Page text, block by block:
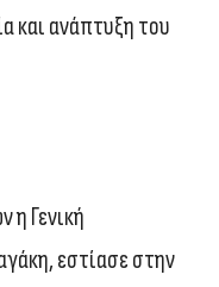
και ανάπτυξη του
η Γενική
εστίασε στην